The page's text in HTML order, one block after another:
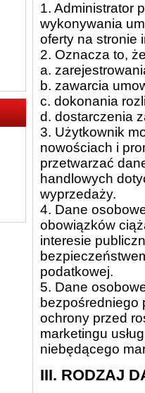
1. Administrator
wykonywania
oferty na stronie
2. Oznacza to,
a.
b. zawarcia
c. dokonania
d. dostarczenia
3. Użytkownik
nowościach i
przetwarzać
handlowych
wyprzedaży.
4. Dane
obowiązków
interesie
podatkowej.
5. Dane
bezpośredniego
ochrony przed
marketingu
niebędącego
III. RODZAJ